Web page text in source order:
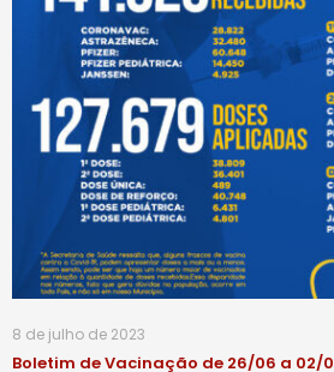
8 de julho de 2023
Boletim de Vacinação de 26/06 a 02/